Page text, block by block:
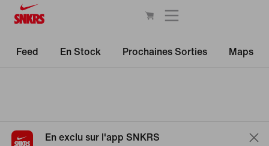
Feed En Stock Prochaines Sorties Maps
En exclu sur l'app SNKRS